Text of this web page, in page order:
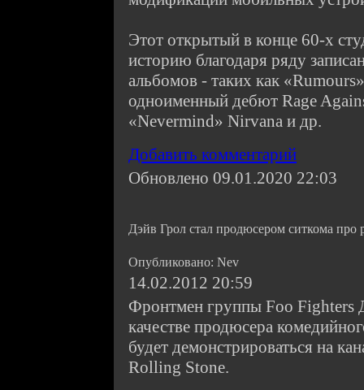
Этот открытый в конце 60-х
историю благодаря ряду
альбомов - таких как
одноименный дебют Rage
«Nevermind» Nirvana и др.
Добавить комментарий
Обновлено 09.01.2020 22:03
Дэйв Грол стал продюсером ситкома про
Опубликовано: Nev
14.02.2012 20:59
Фронтмен группы Foo Fighters
качестве продюсера
будет демонстрироваться на
Rolling Stone.